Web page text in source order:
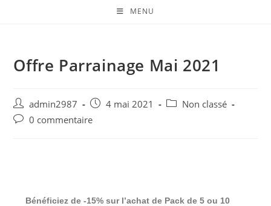
MENU
Offre Parrainage Mai 2021
admin2987 4 mai 2021
Non classé
0 commentaire
Bénéficiez de -15% sur l’achat de Pack de 5 ou 10